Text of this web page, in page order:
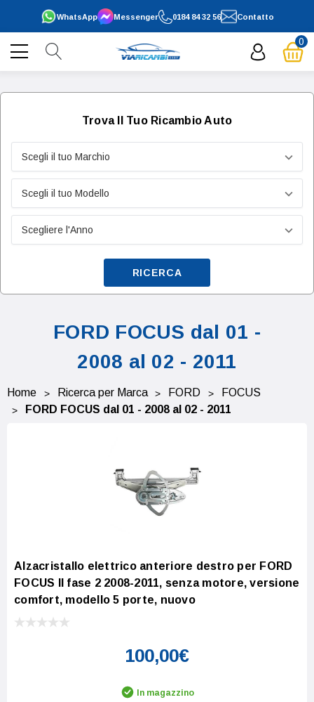
0184 84 32 56
WhatsApp Contatto
Messenger
0
Trova Il Tuo Ricambio Auto
RICERCA
FORD FOCUS dal 01 -
2008 al 02 - 2011
Home Ricerca per Marca FORD
FOCUS
FORD FOCUS dal 01 - 2008 al 02 - 2011
Alzacristallo elettrico anteriore destro per FORD
FOCUS II fase 2 2008-2011, senza motore, versione
comfort, modello 5 porte, nuovo
100,00€
In magazzino